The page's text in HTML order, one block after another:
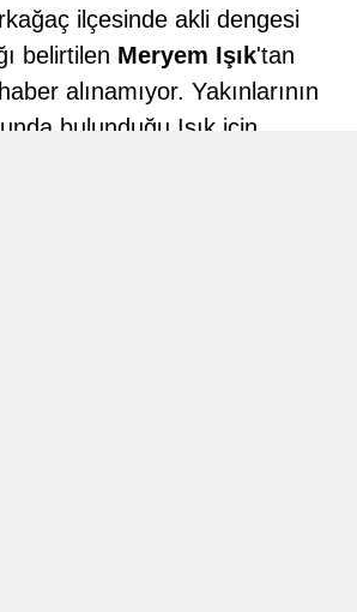
ilçesinde akli dengesi
belirtilen Meryem Işık'tan
alınamıyor. Yakınlarının
bulunduğu Işık için